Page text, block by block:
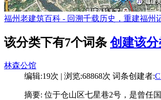
福州老建筑百科 - 回溯千载历史，重建福州
该分类下有7个词条 创建该
林森公馆
编辑:19次 | 浏览:68868次 词条创建者:
摘要: 位于仓山区七星巷2号，是曾任